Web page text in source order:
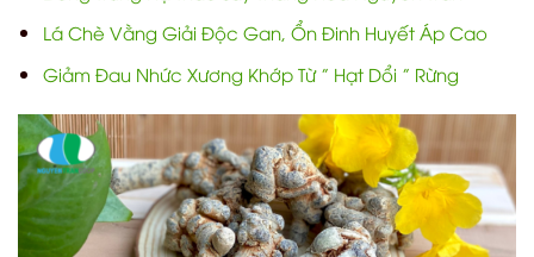
Lá Chè Vằng Giải Độc Gan, Ổn Đinh Huyết Áp Cao
Giảm Đau Nhức Xương Khớp Từ ” Hạt Dổi ” Rừng